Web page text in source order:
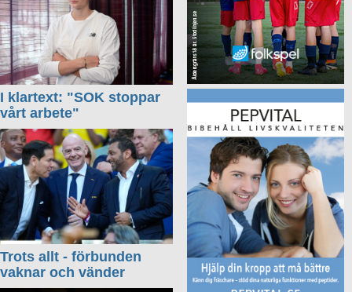
I klartext: "SOK stoppar
vårt arbete"
Trots allt - förbunden
vaknar och vänder